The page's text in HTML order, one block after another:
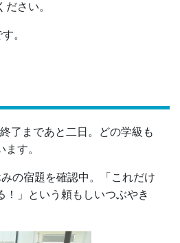
さい。
。
了まであと二日。どの学級も
す。
の宿題を確認中。「これだけ
！」という頼もしいつぶやき